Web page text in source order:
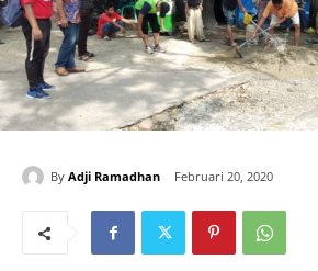
By Adji Ramadhan Februari 20, 2020